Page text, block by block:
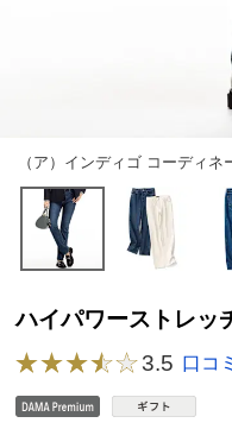
（ア）インディゴ コーディネ
ハイパワーストレッ
3.5 口コ